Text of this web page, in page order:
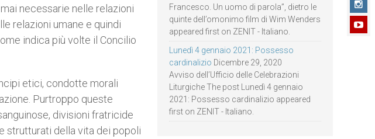
necessarie nelle relazioni
relazioni umane e quindi
indica più volte il Concilio
etici, condotte morali
Purtroppo queste
divisioni fratricide
strutturati della vita dei popoli
Francesco. Un uomo di parola”, dietro le
quinte dell’omonimo film di Wim Wenders
appeared first on ZENIT - Italiano.
Lunedì 4 gennaio 2021: Possesso
cardinalizio Dicembre 29, 2020
Avviso dell’Ufficio delle Celebrazioni
Liturgiche The post Lunedì 4 gennaio
2021: Possesso cardinalizio appeared
first on ZENIT - Italiano.